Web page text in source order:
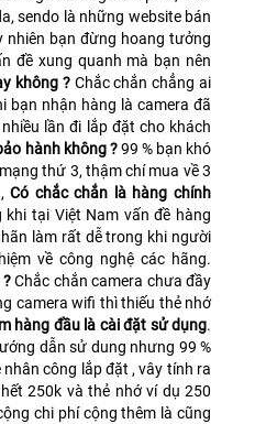
sendo là những website bán
nhiên bạn đừng hoang tưởng
đề xung quanh mà bạn nên
không ?Chắc chắn chẳng ai
bạn nhận hàng là camera đã
lần đi lắp đặt cho khách
hành không ?99 % bạn khó
thứ 3, thậm chí mua về 3
,Có chắc chắn là hàng chính
khi tại Việt Nam vấn đề hàng
làm rất dễ trong khi người
về công nghệ các hãng.
Chắc chắn camera chưa đầy
camera wifi thì thiếu thẻ nhớ
hàng đầu là cài đặt sử dụng.
dẫn sử dung nhưng 99 %
công lắp đặt , vây tính ra
250k và thẻ nhớ ví dụ 250
chi phí cộng thêm là cũng